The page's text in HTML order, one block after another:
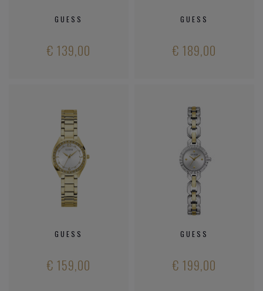
GUESS
€ 139,00
GUESS
€ 189,00
GUESS
€ 159,00
GUESS
€ 199,00